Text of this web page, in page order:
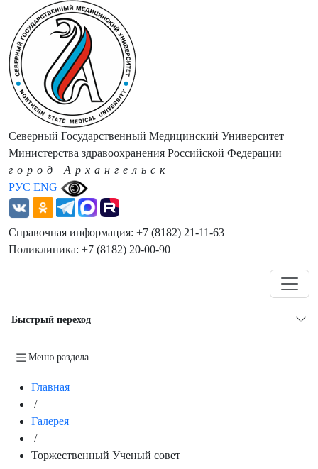
РУС ENG
Северный Государственный Медицинский Университет
Министерства здравоохранения Российской Федерации
город Архангельск
Справочная информация: +7 (8182) 21-11-63
Поликлиника: +7 (8182) 20-00-90
Быстрый переход
Меню раздела
Главная
/
Галерея
/
Торжественный Ученый совет